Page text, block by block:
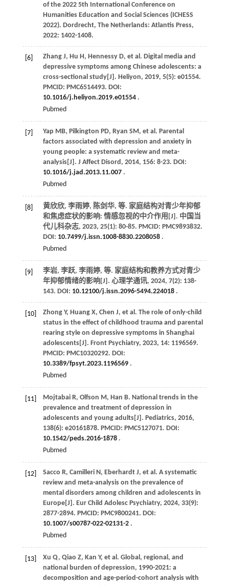
of the 2022 5th International Conference on
Humanities Education and Social Sciences (ICHESS
2022). Dordrecht, The Netherlands: Atlantis Press,
2022: 1402-1408.
[6] Zhang J, Hu H , Hennessy D, et al . Digital media and
depressive symptoms among Chinese adolescents: a
cross-sectional study[J]. Heliyon, 2019, 5(5): e01554.
PMCID: PMC6514493. DOI:
10.1016/j.heliyon.2019.e01554.
Pubmed
[7] Yap MB, Pilkington PD, Ryan SM , et al . Parental
factors associated with depression and anxiety in
young people: a systematic review and meta-
analysis[J]. J Affect Disord , 2014, 156: 8-23. DOI:
10.1016/j.jad.2013.11.007.
Pubmed
[8] 黄欣欣, 李雨婷, 陈剑华, 等. 家庭结构对青少年抑郁
和焦虑症状的影响: 情感忽视的中介作用[J]. 中国当
代儿科杂志, 2023, 25(1): 80-85. PMCID: PMC9893832.
DOI: 10.7499/j.issn.1008-8830.2208058.
Pubmed
[9] 李岩, 李跃, 李雨婷, 等. 家庭结构和教养方式对青少
年抑郁情绪的影响[J]. 心理学通讯, 2024, 7(2): 138-
143. DOI: 10.12100/j.issn.2096-5494.224018.
[10] Zhong Y, Huang X, Chen J, et al . The role of only-child
status in the effect of childhood trauma and parental
rearing style on depressive symptoms in Shanghai
adolescents[J]. Front Psychiatry, 2023, 14: 1196569.
PMCID: PMC10320292. DOI:
10.3389/fpsyt.2023.1196569.
Pubmed
[11] Mojtabai R, Olfson M , Han B. National trends in the
prevalence and treatment of depression in
adolescents and young adults[J]. Pediatrics, 2016,
138(6): e20161878. PMCID: PMC5127071. DOI:
10.1542/peds.2016-1878.
Pubmed
[12] Sacco R, Camilleri N , Eberhardt J, et al . A systematic
review and meta-analysis on the prevalence of
mental disorders among children and adolescents in
Europe[J]. Eur Child Adolesc Psychiatry, 2024, 33(9):
2877-2894. PMCID: PMC9800241. DOI:
10.1007/s00787-022-02131-2.
Pubmed
[13] Xu Q, Qiao Z, Kan Y, et al . Global, regional, and
national burden of depression, 1990-2021: a
decomposition and age-period-cohort analysis with